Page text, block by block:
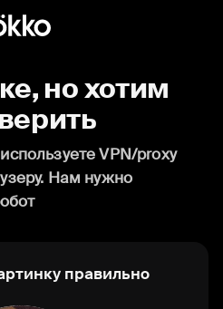
но хотим
VPN/proxy
Нам нужно
правильно